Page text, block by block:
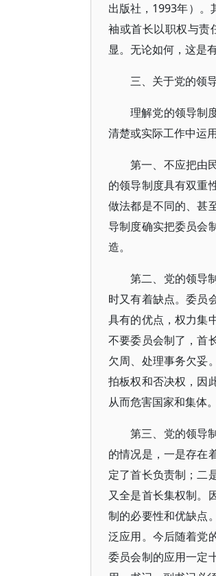
出版社，1993年）。
袖或首长以职权与责
显。无论如何，这是
三、关于党的领
理解党的领导制
清楚或实际工作中运
第一、不应把由
的领导制度具有双重
做法都是不同的、甚
导制度确实把委员会
造。
第二、党的领导
时又有着缺点。委员
具有的优点，权力集
不要委员会制了，首
欠周、处理事务欠妥
拍板权和否决权，因
从而危害国家和集体
第三、党的领导
的情况是，一是存在
定了首长负责制；二
又全是首长集权制。
制的必要性和优缺点
泛应用。今后随着党
委员会制的应用一定